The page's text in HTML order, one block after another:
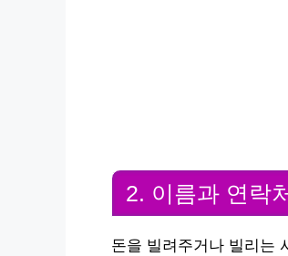
2. 이름과 연락
돈을 빌려주거나 빌리는